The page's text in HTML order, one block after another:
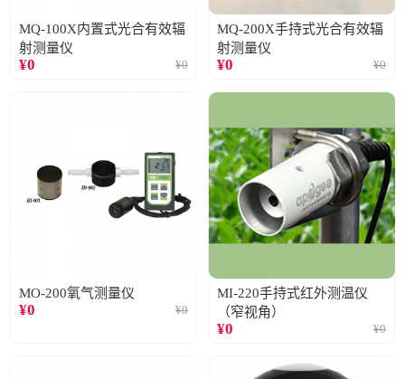
MQ-100X内置式光合有效辐
射测量仪
¥0 ¥0
MQ-200X手持式光合有效辐
射测量仪
¥0 ¥0
MO-200氧气测量仪
¥0 ¥0
MI-220手持式红外测温仪
（窄视角）
¥0 ¥0